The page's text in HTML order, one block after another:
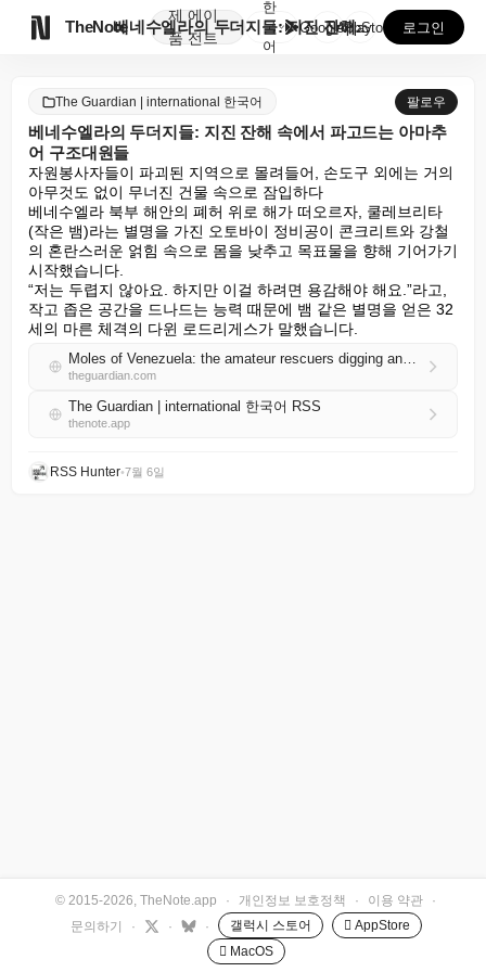
TheNote
제
품
에이
전트
베네수엘라의 두더지들: 지진 잔해 속에서 파고드는 아마...
한
국
어
GooglePlay
AppStore 로그인
The Guardian | international 한국어 팔로우
베네수엘라의 두더지들: 지진 잔해 속에서 파고드는 아마추
어 구조대원들
자원봉사자들이 파괴된 지역으로 몰려들어, 손도구 외에는 거의
아무것도 없이 무너진 건물 속으로 잠입하다
베네수엘라 북부 해안의 폐허 위로 해가 떠오르자, 쿨레브리타
(작은 뱀)라는 별명을 가진 오토바이 정비공이 콘크리트와 강철
의 혼란스러운 얽힘 속으로 몸을 낮추고 목표물을 향해 기어가기
시작했습니다.
“저는 두렵지 않아요. 하지만 이걸 하려면 용감해야 해요.”라고,
작고 좁은 공간을 드나드는 능력 때문에 뱀 같은 별명을 얻은 32
세의 마른 체격의 다윈 로드리게스가 말했습니다.
Moles of Venezuela: the amateur rescuers digging and delving through the post-quake rubble
theguardian.com
The Guardian | international 한국어 RSS
thenote.app
RSS Hunter•7월 6일
© 2015-2026, TheNote.app · 개인정보 보호정책 · 이용 약관
·
문의하기
· · · 갤럭시 스토어
 AppStore
 MacOS